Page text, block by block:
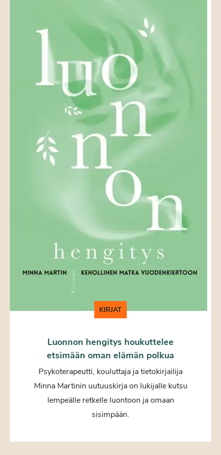
KIRJAT
Luonnon hengitys houkuttelee
etsimään oman elämän polkua
Psykoterapeutti, kouluttaja ja tietokirjailija
Minna Martinin uutuuskirja on lukijalle kutsu
lempeälle retkelle luontoon ja omaan
sisimpään.